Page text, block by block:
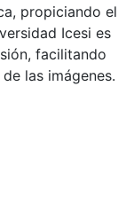
propiciando el
Icesi es
facilitando
las imágenes.